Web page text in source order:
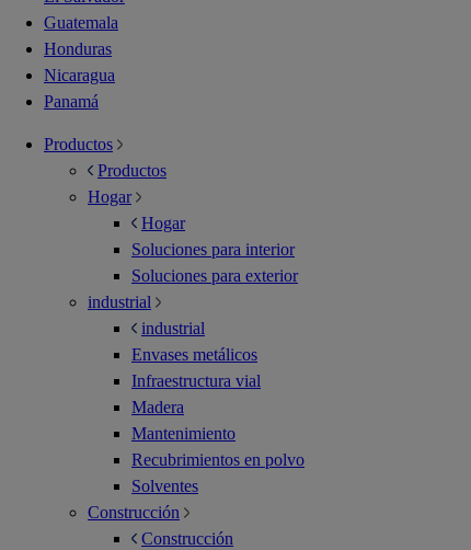
Guatemala
Honduras
Nicaragua
Panamá
Productos
Productos
Hogar
Hogar
Soluciones para interior
Soluciones para exterior
industrial
industrial
Envases metálicos
Infraestructura vial
Madera
Mantenimiento
Recubrimientos en polvo
Solventes
Construcción
Construcción